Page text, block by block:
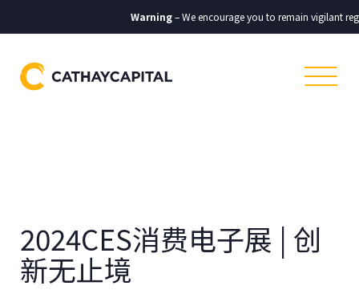
Warning– We encourage you to remain vigilant
2024CES消费电子展 | 创
新无止境